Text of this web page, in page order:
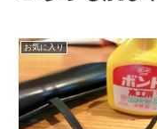
お気に入り